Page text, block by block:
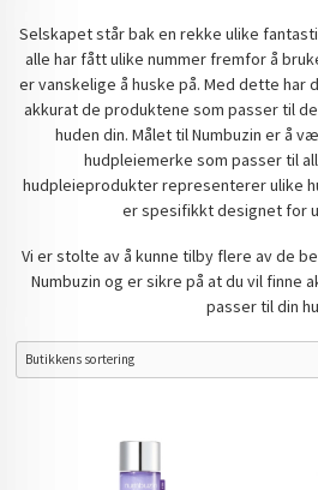
Selskapet står bak en rekke ulike
alle har fått ulike nummer fremfor å
er vanskelige å huske på. Med dette
akkurat de produktene som passer til
huden din. Målet til Numbuzin er å
hudpleiemerke som passer til
hudpleieprodukter representerer ulike
er spesifikkt designet for
Vi er stolte av å kunne tilby flere av de
Numbuzin og er sikre på at du vil finne
passer til din